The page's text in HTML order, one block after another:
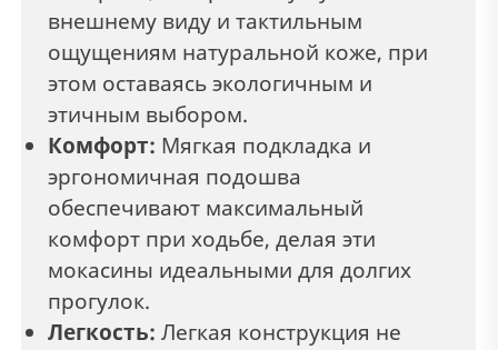
внешнему виду и тактильным
ощущениям натуральной коже, при
этом оставаясь экологичным и
этичным выбором.
Комфорт: Мягкая подкладка и
эргономичная подошва
обеспечивают максимальный
комфорт при ходьбе, делая эти
мокасины идеальными для долгих
прогулок.
Легкость: Легкая конструкция не